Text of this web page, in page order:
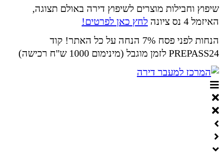
שיפוץ וחבילות מוצרים לשיפוץ דירה באולם תצוגה,
האיזמל 4 נס ציונה
לחץ כאן לפרטים!
הנחות לפני פסח 7% הנחה על כל האתר! קוד
PREPASS24 לזמן מוגבל (מינימום 1000 ש"ח רכישה)